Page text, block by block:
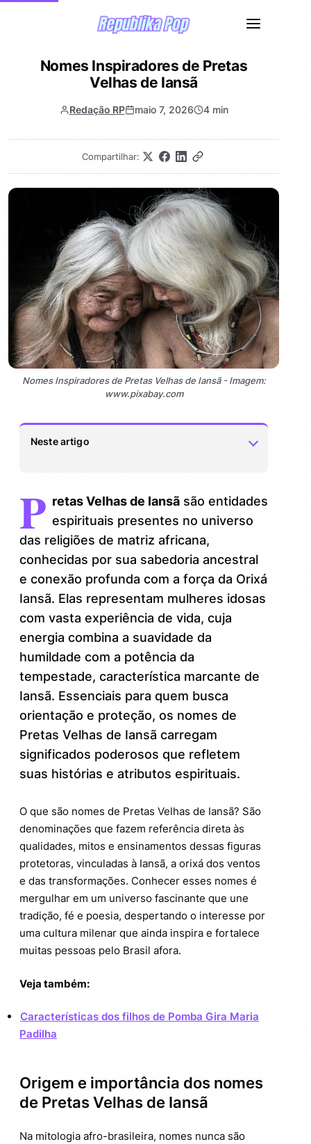
Nomes Inspiradores de Pretas
Velhas de Iansã
Redação RP maio 7, 2026 4 min
Compartilhar:
Nomes Inspiradores de Pretas Velhas de Iansã - Imagem:
www.pixabay.com
Neste artigo
Pretas Velhas de Iansã
Principais nomes de Pretas Velhas de
Iansã e seus significados
3.
Curiosidades e dicas para quem deseja
conhecer mais sobre essas entidades
4.
Passe a incorporar a força das Pretas
Velhas de Iansã no seu dia a dia
P retas Velhas de Iansãsão entidades
espirituais presentes no universo
das religiões de matriz africana,
conhecidas por sua sabedoria ancestral
e conexão profunda com a força da Orixá
Iansã. Elas representam mulheres idosas
com vasta experiência de vida, cuja
energia combina a suavidade da
humildade com a potência da
tempestade, característica marcante de
Iansã. Essenciais para quem busca
orientação e proteção, os nomes de
Pretas Velhas de Iansã carregam
significados poderosos que refletem
suas histórias e atributos espirituais.
O que são nomes de Pretas Velhas de Iansã? São
denominações que fazem referência direta às
qualidades, mitos e ensinamentos dessas figuras
protetoras, vinculadas à Iansã, a orixá dos ventos
e das transformações. Conhecer esses nomes é
mergulhar em um universo fascinante que une
tradição, fé e poesia, despertando o interesse por
uma cultura milenar que ainda inspira e fortalece
muitas pessoas pelo Brasil afora.
Veja também:
Características dos filhos de Pomba Gira Maria
Padilha
Origem e importância dos nomes
de Pretas Velhas de Iansã
Na mitologia afro-brasileira, nomes nunca são